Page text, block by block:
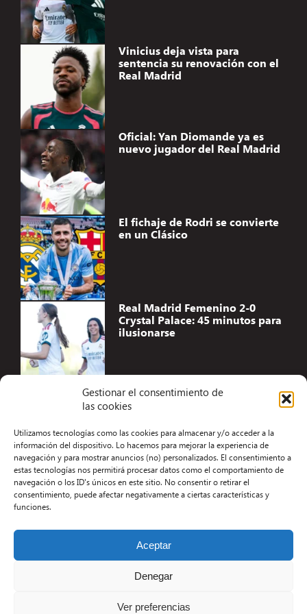
Gestionar el consentimiento de
las cookies
Utilizamos tecnologías como las cookies para almacenar y/o acceder a la
información del dispositivo. Lo hacemos para mejorar la experiencia de
navegación y para mostrar anuncios (no) personalizados. El consentimiento a
estas tecnologías nos permitirá procesar datos como el comportamiento de
navegación o los ID's únicos en este sitio. No consentir o retirar el
consentimiento, puede afectar negativamente a ciertas características y
funciones.
Aceptar
Denegar
Ver preferencias
Vinicius deja vista para
sentencia su renovación con el
Real Madrid
Oficial: Yan Diomande ya es
nuevo jugador del Real Madrid
El fichaje de Rodri se convierte
en un Clásico
Real Madrid Femenino 2-0
Crystal Palace: 45 minutos para
ilusionarse
Aviso Legal
Términos y condiciones
Política de privacidad
Contacto
Desarrollo Web por Kiwop